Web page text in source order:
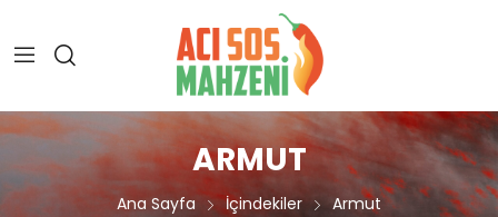
ARMUT
Ana Sayfa İçindekiler Armut